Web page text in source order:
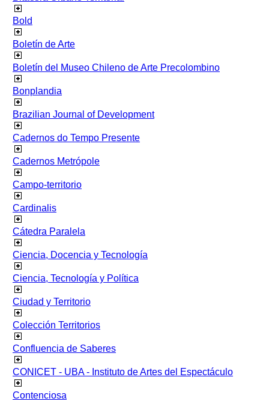
Bold
Boletín de Arte
Boletín del Museo Chileno de Arte Precolombino
Bonplandia
Brazilian Journal of Development
Cadernos do Tempo Presente
Cadernos Metrópole
Campo-territorio
Cardinalis
Cátedra Paralela
Ciencia, Docencia y Tecnología
Ciencia, Tecnología y Política
Ciudad y Territorio
Colección Territorios
Confluencia de Saberes
CONICET - UBA - Instituto de Artes del Espectáculo
Contenciosa